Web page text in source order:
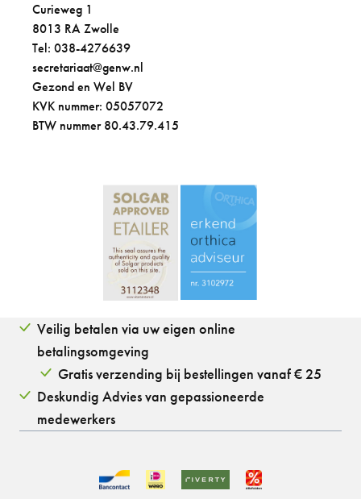
Curieweg 1
8013 RA Zwolle
Tel: 038-4276639
secretariaat@genw.nl
Gezond en Wel BV
KVK nummer: 05057072
BTW nummer 80.43.79.415
Veilig betalen via uw eigen online
betalingsomgeving
Gratis verzending bij bestellingen vanaf € 25
Deskundig Advies van gepassioneerde
medewerkers